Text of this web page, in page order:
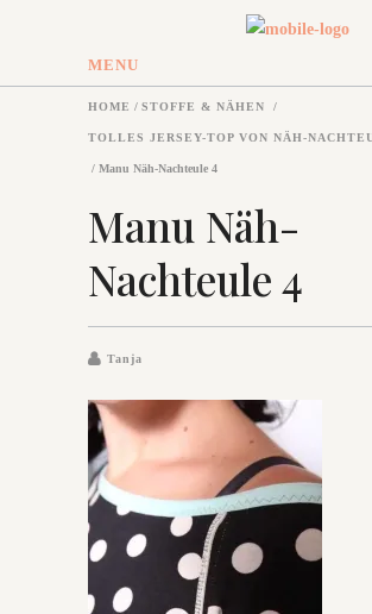
MENU
HOME / STOFFE & NÄHEN /
TOLLES JERSEY-TOP VON NÄH-
/ Manu Näh-Nachteule 4
Manu Näh-
Nachteule 4
Tanja